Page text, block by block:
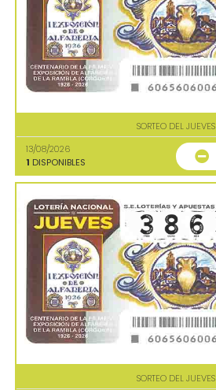
SORTEO DEL JUEVES
13/08/2026
1 DISPONIBLES
SORTEO DEL JUEVES